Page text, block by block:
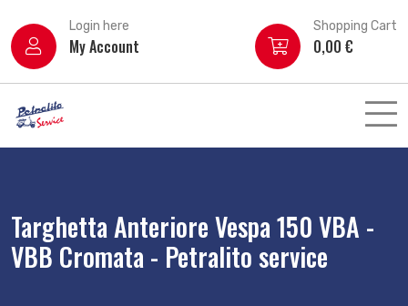
Login here
My Account
Shopping Cart
0,00 €
Targhetta Anteriore Vespa 150 VBA -
VBB Cromata - Petralito service